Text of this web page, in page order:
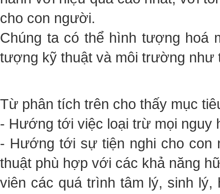
cho con người.
Chúng ta có thể hình tượng hoá
tượng kỹ thuật và môi trường như
Từ phân tích trên cho thấy mục
- Hướng tới việc loại trừ mọi
- Hướng tới sự tiện nghi cho
thuật phù hợp với các khả năng
viên các quá trình tâm lý, sinh